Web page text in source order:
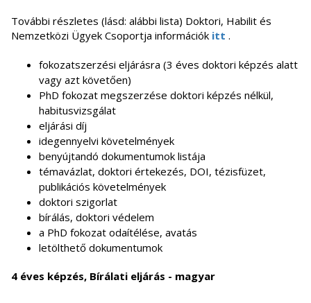
További részletes (lásd: alábbi lista) Doktori, Habilit és
Nemzetközi Ügyek Csoportja információk itt .
fokozatszerzési eljárásra (3 éves doktori képzés alatt
vagy azt követően)
PhD fokozat megszerzése doktori képzés nélkül,
habitusvizsgálat
eljárási díj
idegennyelvi követelmények
benyújtandó dokumentumok listája
témavázlat, doktori értekezés, DOI, tézisfüzet,
publikációs követelmények
doktori szigorlat
bírálás, doktori védelem
a PhD fokozat odaítélése, avatás
letölthető dokumentumok
4 éves képzés, Bírálati eljárás - magyar